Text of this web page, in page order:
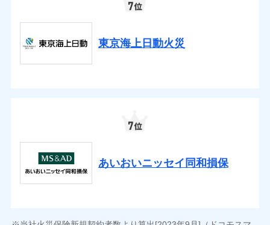
東京海上日動火災
あいおいニッセイ同和損保